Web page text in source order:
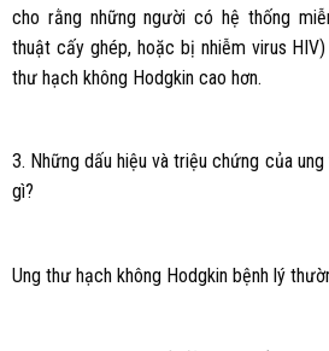
cho rằng những người có hệ thống
thuật cấy ghép, hoặc bị nhiễm virus
thư hạch không Hodgkin cao hơn.
3. Những dấu hiệu và triệu chứng của
gì?
Ung thư hạch không Hodgkin bệnh lý